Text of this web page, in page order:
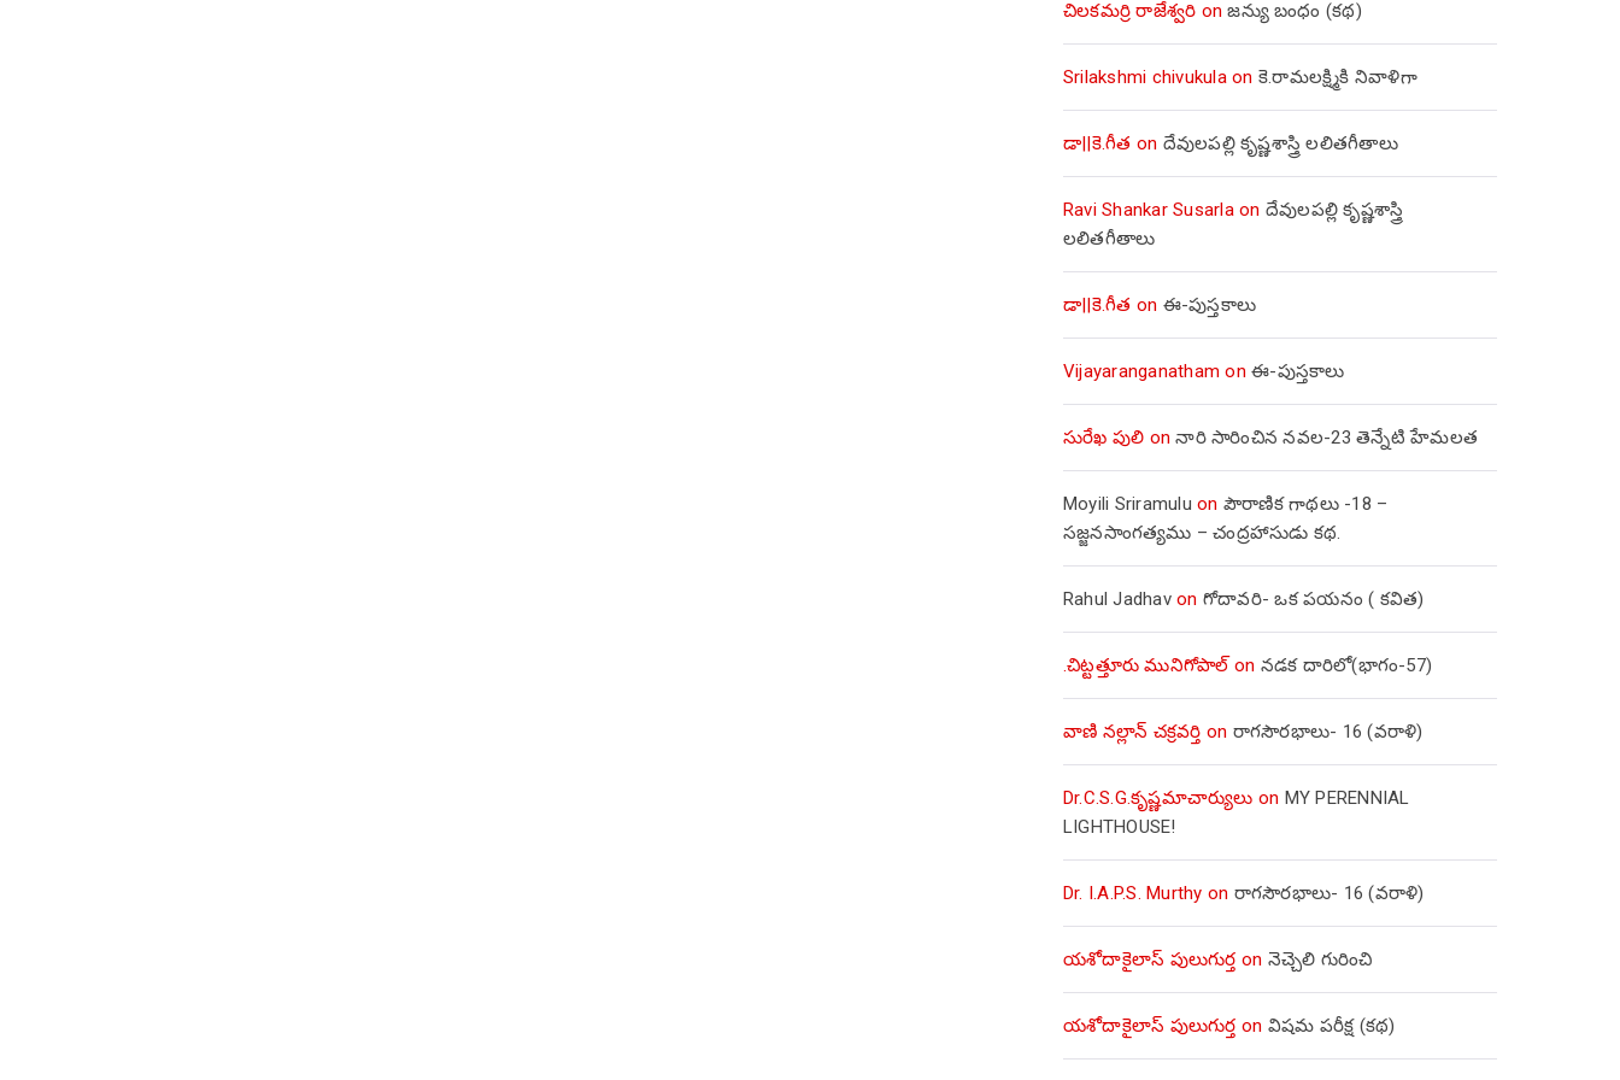
చిలకమర్రి రాజేశ్వరి onజన్యు బంధం (కథ)
Srilakshmi chivukulaon కె.రామలక్ష్మికి నివాళిగా
డా||కె.గీత on దేవులపల్లి కృష్ణశాస్త్రి లలితగీతాలు
Ravi Shankar Susarlaon దేవులపల్లి కృష్ణశాస్త్రి
లలితగీతాలు
డా||కె.గీత on ఈ-పుస్తకాలు
Vijayaranganatham onఈ-పుస్తకాలు
సురేఖ పులి onనారి సారించిన నవల-23 తెన్నేటి హేమలత
Moyili Sriramulu on పౌరాణిక గాథలు -18 –
సజ్జనసాంగత్యము – చంద్రహాసుడు కథ.
Rahul Jadhavon గోదావరి- ఒక పయనం ( కవిత)
.చిట్టత్తూరు మునిగోపాల్on నడక దారిలో(భాగం-57)
వాణి నల్లాన్ చక్రవర్తి on రాగసౌరభాలు- 16 (వరాళి)
Dr.C.S.G.కృష్ణమాచార్యులు on MY PERENNIAL
LIGHTHOUSE!
Dr. I.A.P.S. Murthy on రాగసౌరభాలు- 16 (వరాళి)
యశోదాకైలాస్ పులుగుర్త on నెచ్చెలి గురించి
యశోదాకైలాస్ పులుగుర్త on విషమ పరీక్ష (క‌థ‌)